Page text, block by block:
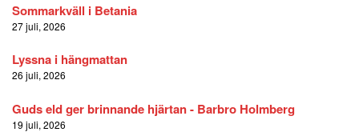
Sommarkväll i Betania
27 juli, 2026
Lyssna i hängmattan
26 juli, 2026
Guds eld ger brinnande hjärtan - Barbro Holmberg
19 juli, 2026